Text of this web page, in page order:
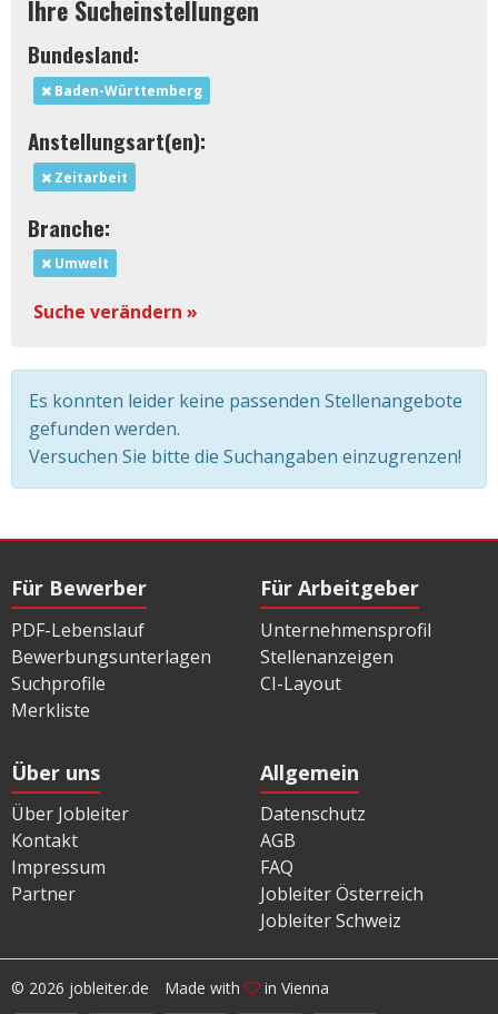
Ihre Sucheinstellungen
Bundesland:
Baden-Württemberg
Anstellungsart(en):
Zeitarbeit
Branche:
Umwelt
Suche verändern »
Es konnten leider keine passenden Stellenangebote
gefunden werden.
Versuchen Sie bitte die Suchangaben einzugrenzen!
Für Bewerber
PDF-Lebenslauf
Bewerbungsunterlagen
Suchprofile
Merkliste
Für Arbeitgeber
Unternehmensprofil
Stellenanzeigen
CI-Layout
Über uns
Über Jobleiter
Kontakt
Impressum
Partner
Allgemein
Datenschutz
AGB
FAQ
Jobleiter Österreich
Jobleiter Schweiz
© 2026 jobleiter.de Made with in Vienna